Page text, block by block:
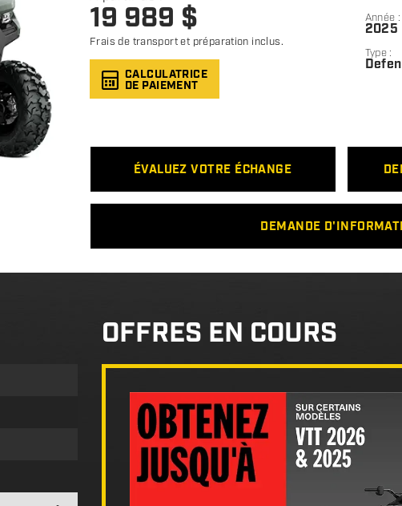
19 989 $
Frais de transport et préparation inclus.
CALCULATRICE
DE PAIEMENT
Année :
2025
Type :
ÉVALUEZ VOTRE ÉCHANGE
DEMANDE
OFFRES EN COURS